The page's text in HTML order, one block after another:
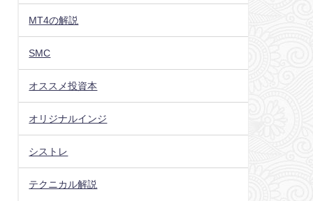
MT4の解説
SMC
オススメ投資本
オリジナルインジ
シストレ
テクニカル解説